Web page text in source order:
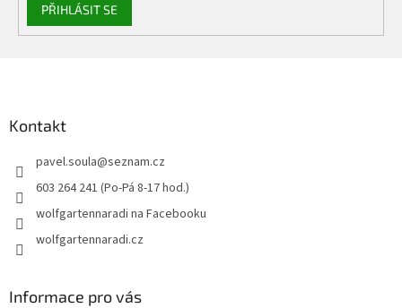
PŘIHLÁSIT SE
Kontakt
pavel.soula@seznam.cz
603 264 241 (Po-Pá 8-17 hod.)
wolfgartennaradi na Facebooku
wolfgartennaradi.cz
Informace pro vás